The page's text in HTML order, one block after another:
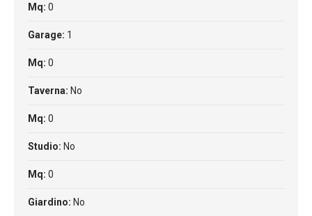
Mq: 0
Garage: 1
Mq: 0
Taverna: No
Mq: 0
Studio: No
Mq: 0
Giardino: No